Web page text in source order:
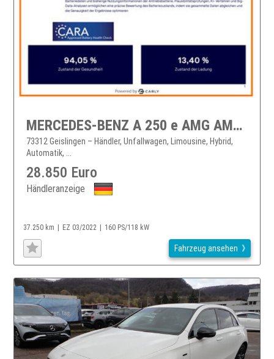
MERCEDES-BENZ A 250 e AMG AMG/LED/KAMERA/NAVI
73312 Geislingen – Händler, Unfallwagen, Limousine, Hybrid,
Automatik, ...
28.850 Euro
Händleranzeige
37.250 km EZ 03/2022 160 PS/118 kW
Fahrzeug ansehen